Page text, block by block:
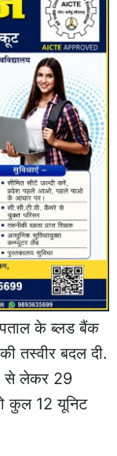
के ब्लड बैंक
तस्वीर बदल दी.
से लेकर 29
कुल 12 यूनिट